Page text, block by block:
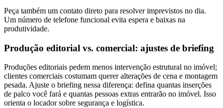
Peça também um contato direto para resolver imprevistos no dia.
Um número de telefone funcional evita espera e baixas na
produtividade.
Produção editorial vs. comercial: ajustes de briefing
Produções editoriais pedem menos intervenção estrutural no imóvel;
clientes comerciais costumam querer alterações de cena e montagem
pesada. Ajuste o briefing nessa diferença: defina quantas inserções
de palco você fará e quantas pessoas extras entrarão no imóvel. Isso
orienta o locador sobre segurança e logística.